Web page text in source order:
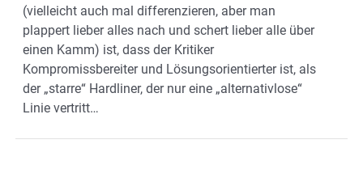
(vielleicht auch mal differenzieren, aber man
plappert lieber alles nach und schert lieber alle über
einen Kamm) ist, dass der Kritiker
Kompromissbereiter und Lösungsorientierter ist, als
der „starre“ Hardliner, der nur eine „alternativlose“
Linie vertritt…